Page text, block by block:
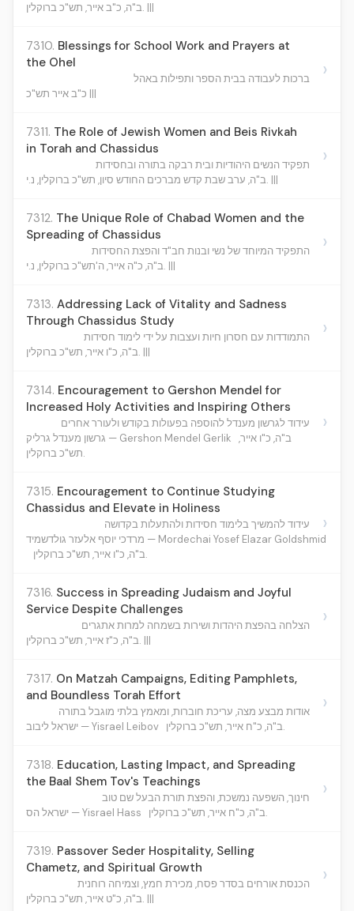
ב"ה, כ"ב אייר, תש"כ ברוקלין. |||
7310. Blessings for School Work and Prayers at
the Ohel
ברכות לעבודה בבית הספר ותפילות באהל
כ"ב אייר תש"כ |||
›
7311. The Role of Jewish Women and Beis Rivkah
in Torah and Chassidus
תפקיד הנשים היהודיות ובית רבקה בתורה ובחסידות
ב"ה, ערב שבת קדש מברכים החודש סיון, תש"כ ברוקלין, נ.י. |||
›
7312. The Unique Role of Chabad Women and the
Spreading of Chassidus
התפקיד המיוחד של נשי ובנות חב"ד והפצת החסידות
ב"ה, כ"ה אייר, ה'תש"כ ברוקלין, נ.י. |||
›
7313. Addressing Lack of Vitality and Sadness
Through Chassidus Study
התמודדות עם חסרון חיות ועצבות על ידי לימוד חסידות
ב"ה, כ"ו אייר, תש"כ ברוקלין. |||
›
7314. Encouragement to Gershon Mendel for
Increased Holy Activities and Inspiring Others
עידוד לגרשון מענדל להוספה בפעולות בקודש ולעורר אחרים
גרשון מענדל גרליק — Gershon Mendel Gerlik ב"ה, כ"ו אייר,
תש"כ ברוקלין.
›
7315. Encouragement to Continue Studying
Chassidus and Elevate in Holiness
עידוד להמשיך בלימוד חסידות ולהתעלות בקדושה
מרדכי יוסף אלעזר גולדשמיד — Mordechai Yosef Elazar Goldshmid
ב"ה, כ"ו אייר, תש"כ ברוקלין.
›
7316. Success in Spreading Judaism and Joyful
Service Despite Challenges
הצלחה בהפצת היהדות ושירות בשמחה למרות אתגרים
ב"ה, כ"ז אייר, תש"כ ברוקלין. |||
›
7317. On Matzah Campaigns, Editing Pamphlets,
and Boundless Torah Effort
אודות מבצע מצה, עריכת חוברות, ומאמץ בלתי מוגבל בתורה
ישראל ליבוב — Yisrael Leibov
ב"ה, כ"ח אייר, תש"כ ברוקלין.
›
7318. Education, Lasting Impact, and Spreading
the Baal Shem Tov's Teachings
חינוך, השפעה נמשכת, והפצת תורת הבעל שם טוב
ישראל הס — Yisrael Hass
ב"ה, כ"ח אייר, תש"כ ברוקלין.
›
7319. Passover Seder Hospitality, Selling
Chametz, and Spiritual Growth
הכנסת אורחים בסדר פסח, מכירת חמץ, וצמיחה רוחנית
ב"ה, כ"ט אייר, תש"כ ברוקלין. |||
›